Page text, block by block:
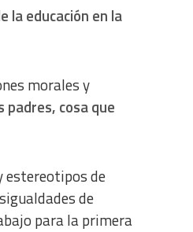
la educación en la
morales y
padres, cosa que
estereotipos de
de
para la primera